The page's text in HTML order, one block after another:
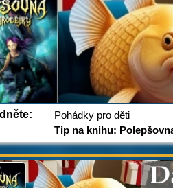
Pohádky pro děti
Tip na knihu: